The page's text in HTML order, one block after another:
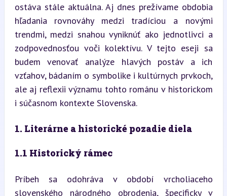
ostáva stále aktuálna. Aj dnes prežívame obdobia
hľadania rovnováhy medzi tradíciou a novými
trendmi, medzi snahou vyniknúť ako jednotlivci a
zodpovednosťou voči kolektívu. V tejto eseji sa
budem venovať analýze hlavých postáv a ich
vzťahov, bádaním o symbolike i kultúrnych prvkoch,
ale aj reflexii významu tohto románu v historickom
i súčasnom kontexte Slovenska.
1. Literárne a historické pozadie diela
1.1 Historický rámec
Príbeh sa odohráva v období vrcholiaceho
slovenského národného obrodenia, špecificky v